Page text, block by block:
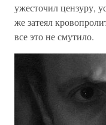
ужесточил цензуру,
же затеял
все это не смутило.